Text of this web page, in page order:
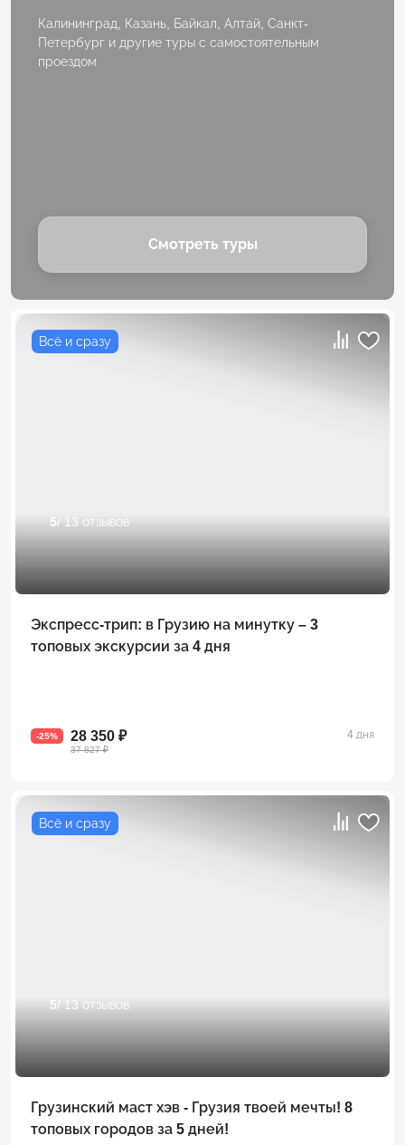
Калининград, Казань, Байкал, Алтай, Санкт-
Петербург и другие туры с самостоятельным
проездом
Смотреть туры
Всё и сразу
5/ 13 отзывов
Экспресс-трип: в Грузию на минутку – 3
топовых экскурсии за 4 дня
-25% 28 350 ₽
37 827 ₽
4 дня
Всё и сразу
5/ 13 отзывов
Грузинский маст хэв - Грузия твоей мечты! 8
топовых городов за 5 дней!